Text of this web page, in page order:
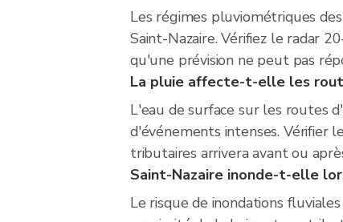
Les régimes pluviométriques
Saint-Nazaire. Vérifiez le radar
qu'une prévision ne peut pas
La pluie affecte-t-elle les
L'eau de surface sur les routes
d'événements intenses. Vérifier
tributaires arrivera avant ou
Saint-Nazaire inonde-t-elle
Le risque de inondations